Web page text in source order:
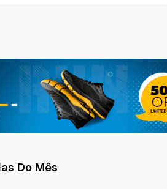
Do Mês